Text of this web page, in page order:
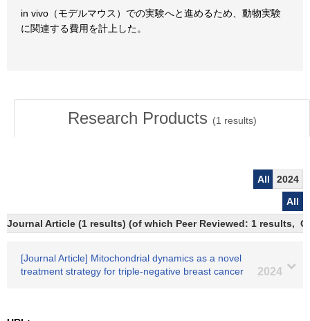
in vivo（モデルマウス）での実験へと進めるため、動物実験
に関連する費用を計上した。
Research Products (1 results)
All
2024
All
Journal Article (1 results) (of which Peer Reviewed: 1 results,
[Journal Article] Mitochondrial dynamics as a novel
treatment strategy for triple‐negative breast cancer
2024